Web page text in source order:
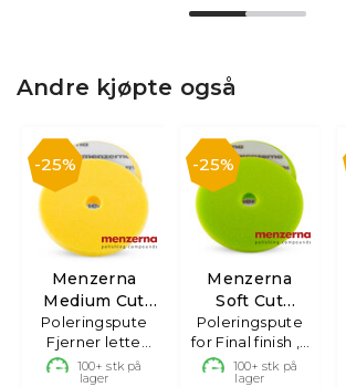
Andre kjøpte også
25%
Menzerna
Medium Cut
Premium
Pad130/150mm
Poleringspute
Fjerner lette
riper, 1 stk
100+ stk på
lager
25%
Menzerna
Soft Cut
Premium Pad
130/150mm
Poleringspute
for Final finish , 1
stk
100+ stk på
lager